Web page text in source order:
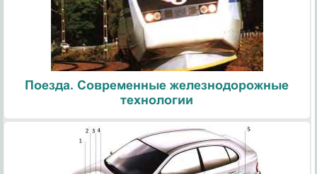
Поезда. Современные железнодорожные
технологии